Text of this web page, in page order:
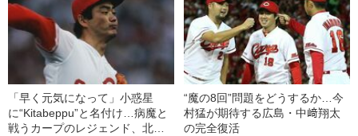
「早く元気になって」小惑星
に“Kitabeppu”と名付け…病魔と
戦うカープのレジェンド、北別
“魔の8回”問題をどうするか…今
村猛が期待する広島・中﨑翔太
の完全復活